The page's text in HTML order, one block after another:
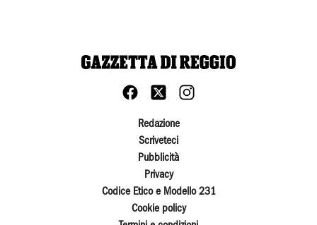
Redazione
Scriveteci
Pubblicità
Privacy
Codice Etico e Modello 231
Cookie policy